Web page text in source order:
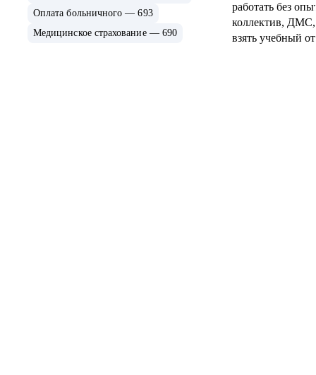
Оплата больничного — 693
Медицинское страхование — 690
работать без
коллектив, ДМС,
взять учебный